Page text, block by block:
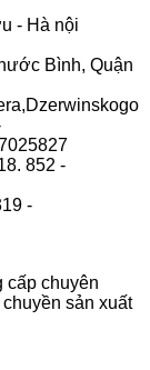
- Hà nội
Bình, Quận
852 -
-
cấp chuyên
sản xuất